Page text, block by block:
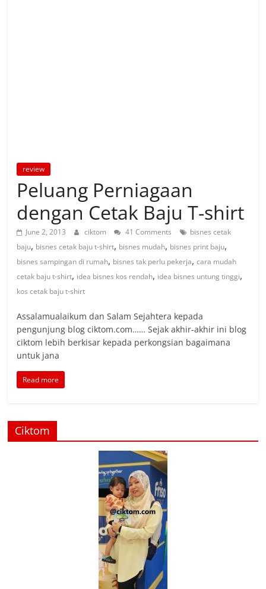
review
Peluang Perniagaan
dengan Cetak Baju T-shirt
June 2, 2013 ciktom 41 Comments
bisnes cetak
baju, bisnes cetak baju t-shirt, bisnes mudah, bisnes print baju,
bisnes sampingan di rumah, bisnes tak perlu pekerja,cara mudah
cetak baju t-shirt, idea bisnes kos rendah, idea bisnes untung tinggi,
kos cetak baju t-shirt
Assalamualaikum dan Salam Sejahtera kepada
pengunjung blog ciktom.com…… Sejak akhir-akhir ini blog
ciktom lebih berkisar kepada perkongsian bagaimana
untuk jana
Read more
Ciktom